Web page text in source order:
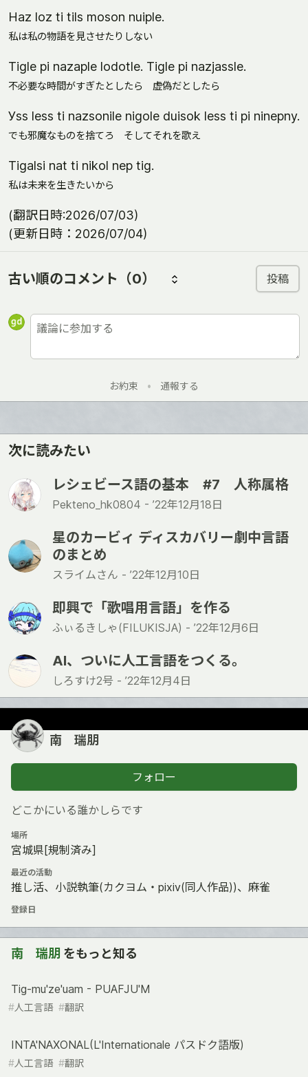
Нaz loz ti tils moson nuiple.
私は私の物語を見させたりしない
Тigle pi nazaple lodotle. Тigle pi nazjassle.
不必要な時間がすぎたとしたら 虚偽だとしたら
Уss less ti nazsonile nigole duisok less ti pi ninepny.
でも邪魔なものを捨てろ そしてそれを歌え
Тigalsi nat ti nikol nep tig.
私は未来を生きたいから
(翻訳日時:2026/07/03)
(更新日時：2026/07/04)
古い順のコメント （0） 投稿
お約束 • 通報する
次に読みたい
レシェビース語の基本 #7 人称属格
Pekteno_hk0804 - ’22年12月18日
星のカービィ ディスカバリー劇中言語
のまとめ
スライムさん - ’22年12月10日
即興で「歌唱用言語」を作る
ふぃるきしゃ(FILUKISJA) - ’22年12月6日
AI、ついに人工言語をつくる。
しろすけ2号 - ’22年12月4日
南 瑞朋
フォロー
どこかにいる誰かしらです
場所
宮城県[規制済み]
最近の活動
推し活、小説執筆(カクヨム・pixiv(同人作品))、麻雀
登録日
南 瑞朋 をもっと知る
Тig-mu'ze'uam - PUAFJU'M
#人工言語 #翻訳
INTA'NAXONAL(L'Internationale パスドク語版)
#人工言語 #翻訳